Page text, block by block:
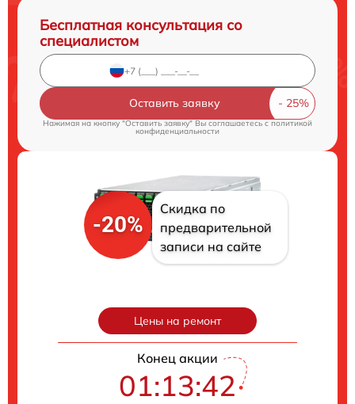
Бесплатная консультация со
специалистом
Оставить заявку
Нажимая на кнопку "Оставить заявку" Вы соглашаетесь cполитикой
конфиденциальности
-20%
Скидка по
предварительной
записи на сайте
Цены на ремонт
Конец акции
01:13:41